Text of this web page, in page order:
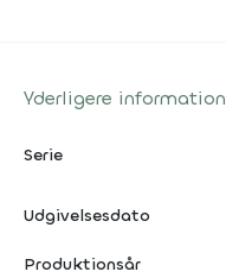
Yderligere information
Serie
Udgivelsesdato
Produktionsår